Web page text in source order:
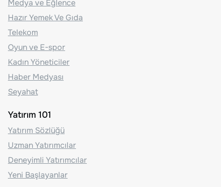
Medya ve Eğlence
Hazır Yemek Ve Gıda
Telekom
Oyun ve E-spor
Kadın Yöneticiler
Haber Medyası
Seyahat
Yatırım 101
Yatırım Sözlüğü
Uzman Yatırımcılar
Deneyimli Yatırımcılar
Yeni Başlayanlar